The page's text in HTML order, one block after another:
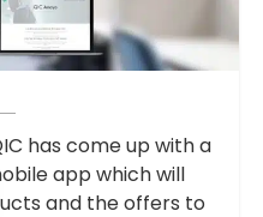
has come up with a
app which will
and the offers to